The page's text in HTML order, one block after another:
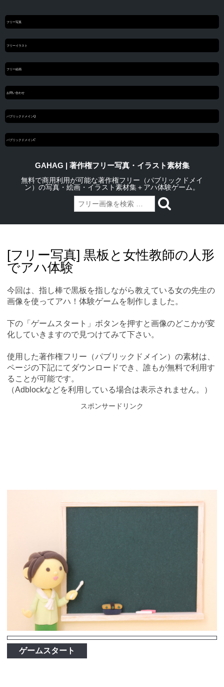
フリー写真
フリーイラスト
フリー絵画
お問い合わせ
パブリックドメインQ
パブリックドメインC
GAHAG | 著作権フリー写真・イラスト素材集
無料で商用利用が可能な著作権フリー（パブリックドメイ
ン）の写真・絵画・イラスト素材集＋アハ体験ゲーム。
content[フリー写真] 黒板と女性教師の人形
でアハ体験
今回は、指し棒で黒板を指しながら教えている女の先生の
画像を使ってアハ！体験ゲームを制作しました。
下の「ゲームスタート」ボタンを押すと画像のどこかが変
化していきますので見つけてみて下さい。
使用した著作権フリー（パブリックドメイン）の素材は、
ページの下記にてダウンロードでき、誰もが無料で利用す
ることが可能です。
（Adblockなどを利用している場合は表示されません。）
スポンサードリンク
ゲームスタート